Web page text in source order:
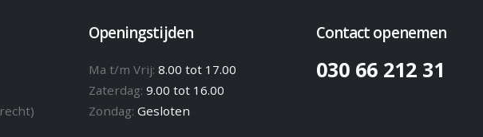
Openingstijden
Ma t/m Vrij: 8.00 tot 17.00
Zaterdag: 9.00 tot 16.00
Zondag: Gesloten
Contact openemen
030 66 212 31